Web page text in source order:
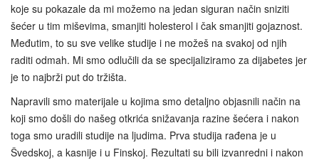
koje su pokazale da mi možemo na jedan siguran način sniziti
šećer u tim miševima, smanjiti holesterol i čak smanjiti gojaznost.
Međutim, to su sve velike studije i ne možeš na svakoj od njih
raditi odmah. Mi smo odlučili da se specijaliziramo za dijabetes jer
je to najbrži put do tržišta.
Napravili smo materijale u kojima smo detaljno objasnili način na
koji smo došli do našeg otkrića snižavanja razine šećera i nakon
toga smo uradili studije na ljudima. Prva studija rađena je u
Švedskoj, a kasnije i u Finskoj. Rezultati su bili izvanredni i nakon